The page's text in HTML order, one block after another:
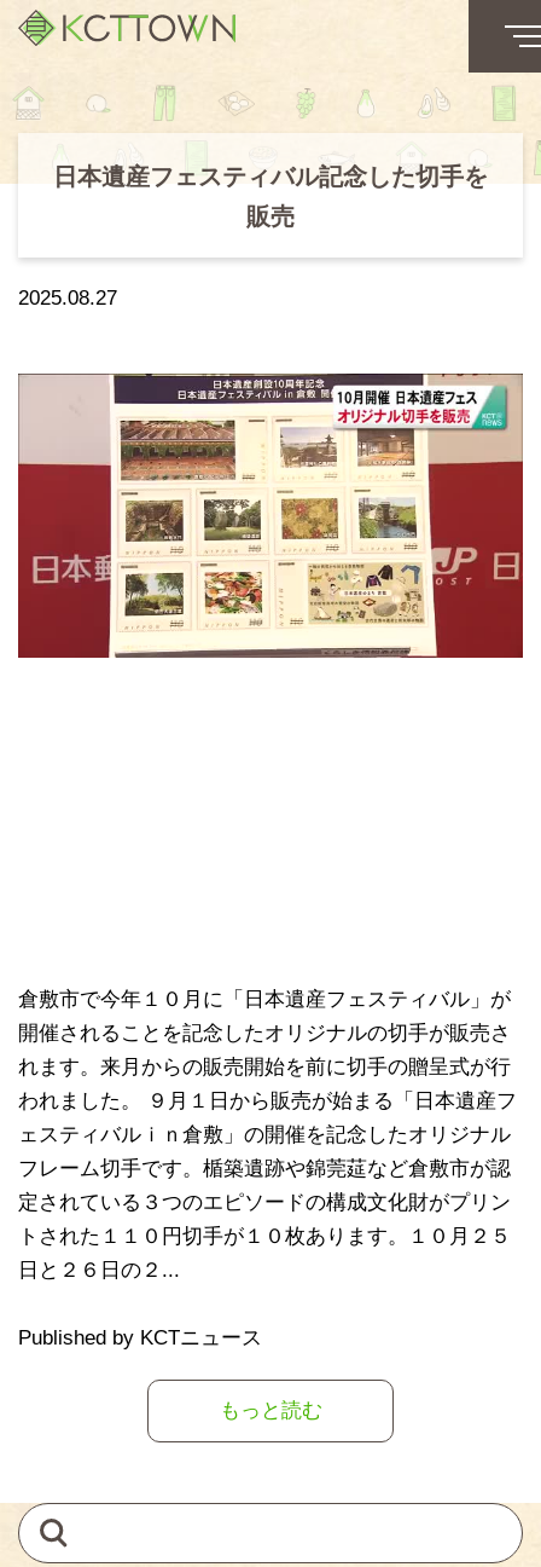
日本遺産フェスティバル記念した切手を
販売
2025.08.27
倉敷市で今年１０月に「日本遺産フェスティバル」が
開催されることを記念したオリジナルの切手が販売さ
れます。来月からの販売開始を前に切手の贈呈式が行
われました。 ９月１日から販売が始まる「日本遺産フ
ェスティバルｉｎ倉敷」の開催を記念したオリジナル
フレーム切手です。楯築遺跡や錦莞莚など倉敷市が認
定されている３つのエピソードの構成文化財がプリン
トされた１１０円切手が１０枚あります。１０月２５
日と２６日の２...
Published by KCTニュース
もっと読む